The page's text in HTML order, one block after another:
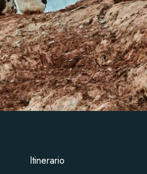
Itinerario